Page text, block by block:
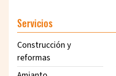
Servicios
Construcción y
reformas